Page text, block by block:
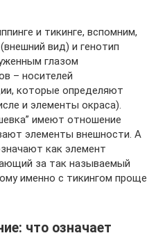
и тикинге, вспомним,
вид) и генотип
глазом
– носителей
которые определяют
и элементы окраса).
имеют отношение
элементы внешности. А
как элемент
за так называемый
именно с тикингом проще
что означает